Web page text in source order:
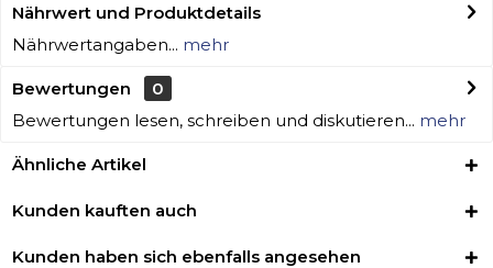
Nährwert und Produktdetails
Nährwertangaben... mehr
Bewertungen
0
Bewertungen lesen, schreiben und diskutieren... mehr
Ähnliche Artikel
Kunden kauften auch
Kunden haben sich ebenfalls angesehen